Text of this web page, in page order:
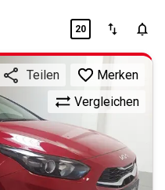
20
Vergleichen
Teilen Merken